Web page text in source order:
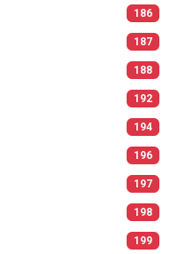
186
187
188
192
194
196
197
198
199